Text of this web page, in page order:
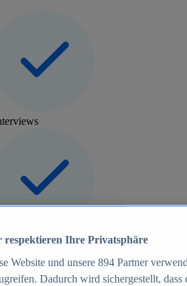
respektieren Ihre Privatsphäre
Website und unsere 894 Partner
Dadurch wird sichergestellt,